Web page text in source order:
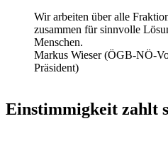
Wir arbeiten über alle
zusammen für sinnvolle
Menschen.
Markus Wieser (ÖGB-NÖ-
Präsident)
Einstimmigkeit zahlt